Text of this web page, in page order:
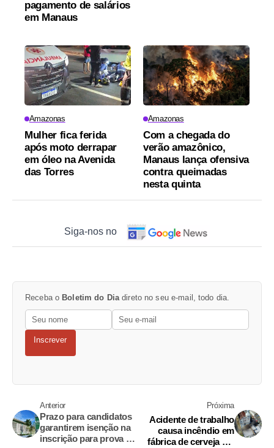
pagamento de salários
em Manaus
Amazonas
Mulher fica ferida
após moto derrapar
em óleo na Avenida
das Torres
Amazonas
Com a chegada do
verão amazônico,
Manaus lança ofensiva
contra queimadas
nesta quinta
Siga-nos no
Receba o Boletim do Dia direto no seu e-mail, todo dia.
Inscrever
Anterior
Prazo para candidatos
garantirem isenção na
inscrição para prova da
Próxima
Acidente de trabalho
causa incêndio em
fábrica de cerveja em